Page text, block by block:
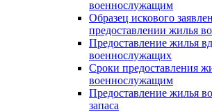
военнослужащим
Образец искового
предоставлении жилья
Предоставление жилья
военнослужащих
Сроки предоставления
военнослужащим
Предоставление жилья
запаса